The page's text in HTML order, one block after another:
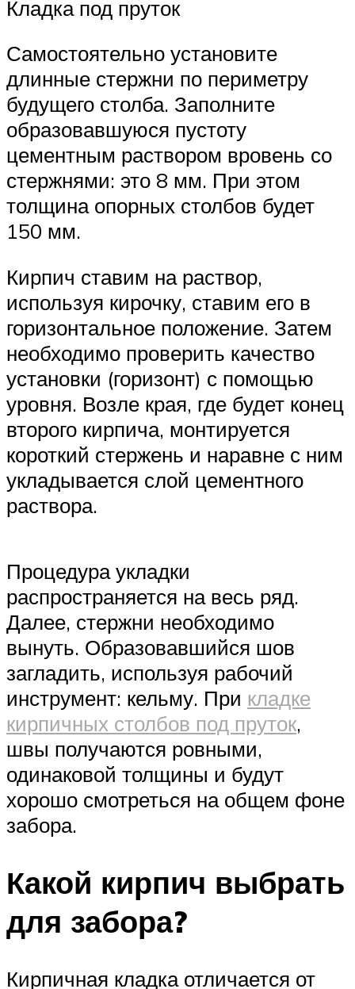
Кладка под пруток
Самостоятельно установите
длинные стержни по периметру
будущего столба. Заполните
образовавшуюся пустоту
цементным раствором вровень со
стержнями: это 8 мм. При этом
толщина опорных столбов будет
150 мм.
Кирпич ставим на раствор,
используя кирочку, ставим его в
горизонтальное положение. Затем
необходимо проверить качество
установки (горизонт) с помощью
уровня. Возле края, где будет конец
второго кирпича, монтируется
короткий стержень и наравне с ним
укладывается слой цементного
раствора.
Процедура укладки
распространяется на весь ряд.
Далее, стержни необходимо
вынуть. Образовавшийся шов
загладить, используя рабочий
инструмент: кельму. При кладке
кирпичных столбов под пруток,
швы получаются ровными,
одинаковой толщины и будут
хорошо смотреться на общем фоне
забора.
Какой кирпич выбрать
для забора?
Кирпичная кладка отличается от